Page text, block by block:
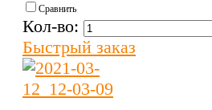
Сравнить
Кол-во:
Быстрый заказ